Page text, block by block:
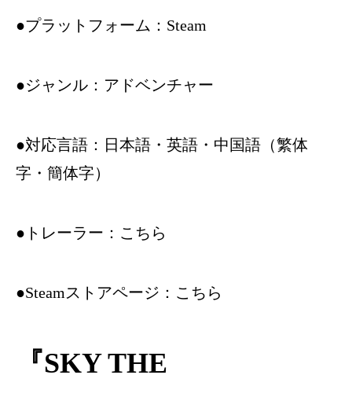
●プラットフォーム：Steam
●ジャンル：アドベンチャー
●対応言語：日本語・英語・中国語（繁体
字・簡体字）
●トレーラー： こちら
●Steamストアページ： こちら
『SKY THE